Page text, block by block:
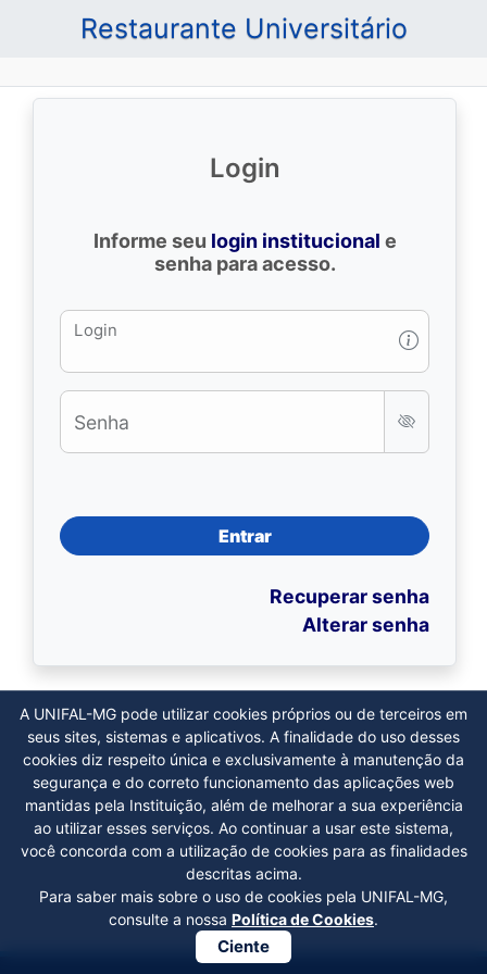
Restaurante Universitário
Login
Informe seu login institucional e
senha para acesso.
Login
Senha
Entrar
Recuperar senha
Alterar senha
A UNIFAL-MG pode utilizar cookies próprios ou de terceiros em
seus sites, sistemas e aplicativos. A finalidade do uso desses
cookies diz respeito única e exclusivamente à manutenção da
segurança e do correto funcionamento das aplicações web
mantidas pela Instituição, além de melhorar a sua experiência
ao utilizar esses serviços. Ao continuar a usar este sistema,
você concorda com a utilização de cookies para as finalidades
descritas acima.
Para saber mais sobre o uso de cookies pela UNIFAL-MG,
consulte a nossa Política de Cookies.
Ciente